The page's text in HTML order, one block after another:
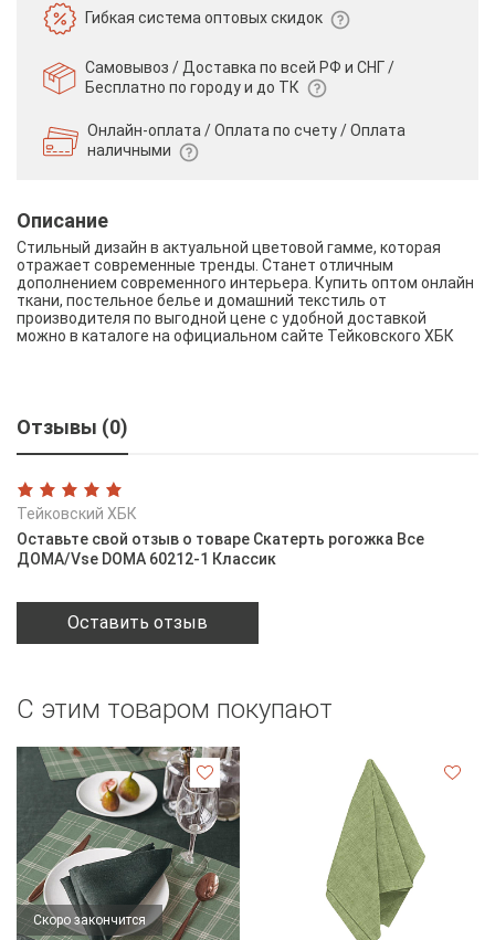
Гибкая системаоптовых скидок
Самовывоз / Доставка по всей РФ и СНГ /
Бесплатно по городу и до ТК
Онлайн-оплата / Оплата по счету /Оплата
наличными
Описание
Стильный дизайн в актуальной цветовой гамме, которая
отражает современные тренды. Станет отличным
дополнением современного интерьера. Купить оптом онлайн
ткани, постельное белье и домашний текстиль от
производителя по выгодной цене с удобной доставкой
можно в каталоге на официальном сайте Тейковского ХБК
Отзывы (0)
Тейковский ХБК
Оставьте свой отзыв о товаре Скатерть рогожка Все
ДОМА/Vse DOMA 60212-1 Классик
Оставить отзыв
С этим товаром покупают
Скоро закончится